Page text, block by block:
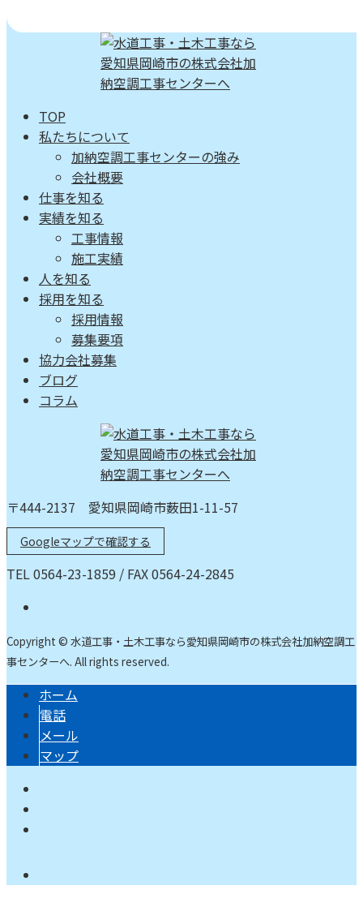
TOP
私たちについて
加納空調工事センターの強み
会社概要
仕事を知る
実績を知る
工事情報
施工実績
人を知る
採用を知る
採用情報
募集要項
協力会社募集
ブログ
コラム
〒444-2137 愛知県岡崎市薮田1-11-57
Googleマップで確認する
TEL 0564-23-1859 / FAX 0564-24-2845
Copyright © 水道工事・土木工事なら愛知県岡崎市の株式会社加納空調工
事センターへ. All rights reserved.
ホーム
電話
メール
マップ